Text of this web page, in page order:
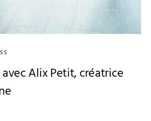
Alix Petit, créatrice